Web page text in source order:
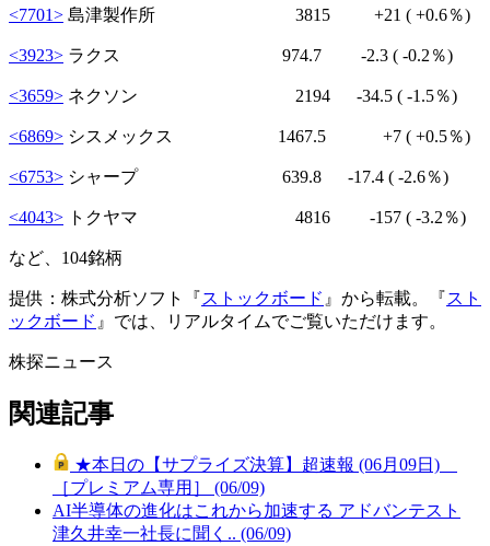
<7701> 島津製作所 3815 +21 ( +0.6％)
<3923> ラクス 974.7 -2.3 ( -0.2％)
<3659> ネクソン 2194 -34.5 ( -1.5％)
<6869> シスメックス 1467.5 +7 ( +0.5％)
<6753> シャープ 639.8 -17.4 ( -2.6％)
<4043> トクヤマ 4816 -157 ( -3.2％)
など、104銘柄
提供：株式分析ソフト『ストックボード 』から転載。『スト
ックボード 』では、リアルタイムでご覧いただけます。
株探ニュース
関連記事
★本日の【サプライズ決算】超速報 (06月09日)
［プレミアム専用］ (06/09)
AI半導体の進化はこれから加速する アドバンテスト
津久井幸一社長に聞く.. (06/09)